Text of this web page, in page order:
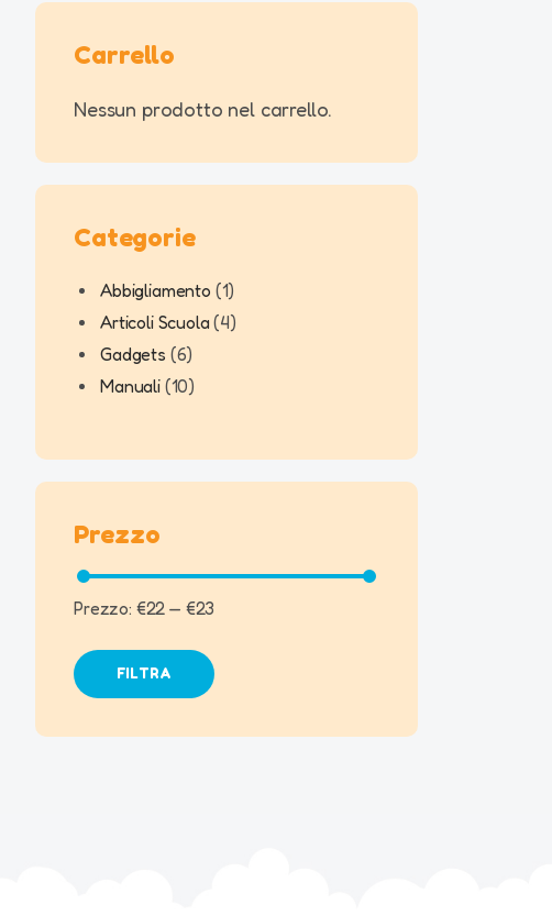
Carrello
Nessun prodotto nel carrello.
Abbigliamento 1
Articoli Scuola 4
Gadgets 6
Manuali 10
Prezzo
FILTRA
Prezzo: €22 — €23